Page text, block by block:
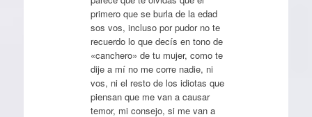
primero que se burla de la edad
sos vos, incluso por pudor no te
recuerdo lo que decís en tono de
«canchero» de tu mujer, como te
dije a mí no me corre nadie, ni
vos, ni el resto de los idiotas que
piensan que me van a causar
temor, mi consejo, si me van a